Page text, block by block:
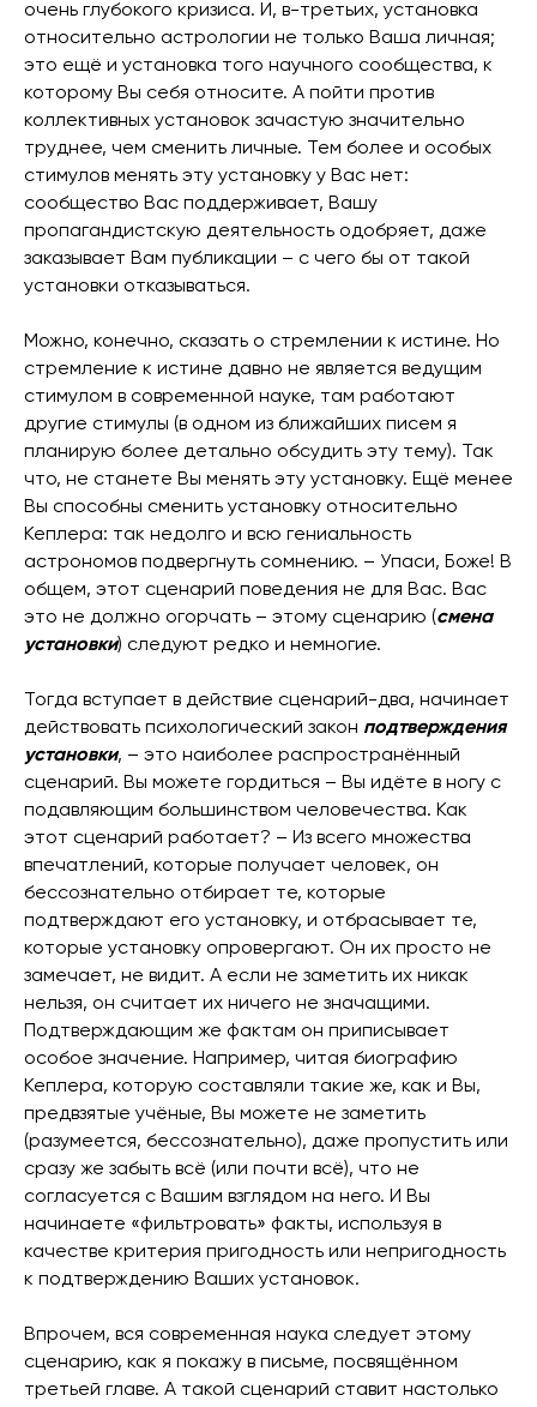
очень глубокого кризиса. И, в-третьих, установка
относительно астрологии не только Ваша личная;
это ещё и установка того научного сообщества, к
которому Вы себя относите. А пойти против
коллективных установок зачастую значительно
труднее, чем сменить личные. Тем более и особых
стимулов менять эту установку у Вас нет:
сообщество Вас поддерживает, Вашу
пропагандистскую деятельность одобряет, даже
заказывает Вам публикации – с чего бы от такой
установки отказываться.
Можно, конечно, сказать о стремлении к истине. Но
стремление к истине давно не является ведущим
стимулом в современной науке, там работают
другие стимулы (в одном из ближайших писем я
планирую более детально обсудить эту тему). Так
что, не станете Вы менять эту установку. Ещё менее
Вы способны сменить установку относительно
Кеплера: так недолго и всю гениальность
астрономов подвергнуть сомнению. – Упаси, Боже! В
общем, этот сценарий поведения не для Вас. Вас
это не должно огорчать – этому сценарию (смена
установки) следуют редко и немногие.
Тогда вступает в действие сценарий-два, начинает
действовать психологический закон подтверждения
установки, – это наиболее распространённый
сценарий. Вы можете гордиться – Вы идёте в ногу с
подавляющим большинством человечества. Как
этот сценарий работает? – Из всего множества
впечатлений, которые получает человек, он
бессознательно отбирает те, которые
подтверждают его установку, и отбрасывает те,
которые установку опровергают. Он их просто не
замечает, не видит. А если не заметить их никак
нельзя, он считает их ничего не значащими.
Подтверждающим же фактам он приписывает
особое значение. Например, читая биографию
Кеплера, которую составляли такие же, как и Вы,
предвзятые учёные, Вы можете не заметить
(разумеется, бессознательно), даже пропустить или
сразу же забыть всё (или почти всё), что не
согласуется с Вашим взглядом на него. И Вы
начинаете «фильтровать» факты, используя в
качестве критерия пригодность или непригодность
к подтверждению Ваших установок.
Впрочем, вся современная наука следует этому
сценарию, как я покажу в письме, посвящённом
третьей главе. А такой сценарий ставит настолько